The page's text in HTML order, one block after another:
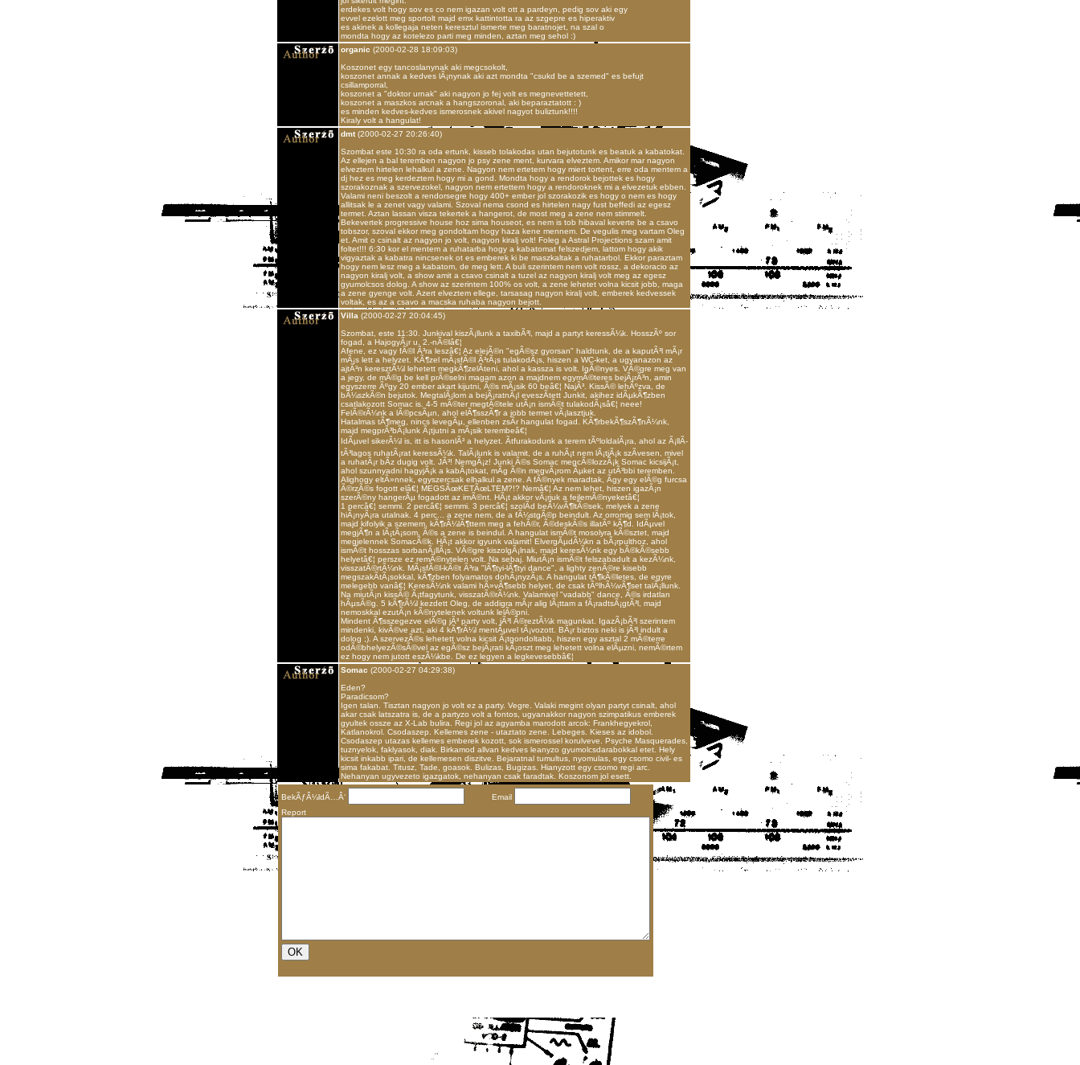
erdekes volt hogy sov es co nem igazan volt ott a pardeyn, pedig sov aki egy
evvel ezelott meg sportolt majd emx kattintotta ra az szgepre es hiperaktiv
es akinek a kollegaja neten keresztul ismerte meg baratnojet, na szal o
mondta hogy az kotelezo parti meg minden, aztan meg sehol :)
organic (2000-02-28 18:09:03)
Koszonet egy tancoslanynak aki megcsokolt,
koszonet annak a kedves lÃ¡nynak aki azt mondta "csukd be a szemed" es befujt
csillamporral,
koszonet a "doktor urnak" aki nagyon jo fej volt es megnevettetett,
koszonet a maszkos arcnak a hangszoronal, aki beparaztatott : )
es minden kedves-kedves ismerosnek akivel nagyot buliztunk!!!!
Kiraly volt a hangulat!
dmt(2000-02-27 20:26:40)
Szombat este 10:30 ra oda ertunk, kisseb tolakodas utan bejutotunk es beatuk a kabatokat.
Az ellejen a bal teremben nagyon jo psy zene ment, kurvara elveztem. Amikor mar nagyon
elveztem hirtelen lehalkul a zene. Nagyon nem ertetem hogy miert tortent, erre oda mentem a
dj hez es meg kerdeztem hogy mi a gond. Mondta hogy a rendorok bejottek es hogy
szorakoznak a szervezokel, nagyon nem ertettem hogy a rendoroknek mi a elvezetuk ebben.
Valami neni beszolt a rendorsegre hogy 400+ ember jol szorakozik es hogy o nem es hogy
allitsak le a zenet vagy valami. Szoval nema csond es hirtelen nagy fust beffedi az egesz
termet. Aztan lassan visza tekertek a hangerot, de most meg a zene nem stimmelt.
Bekevertek progressive house hoz sima houseot, es nem is tob hibaval keverte be a csavo
tobszor, szoval ekkor meg gondoltam hogy haza kene mennem. De vegulis meg vartam Oleg
et. Amit o csinalt az nagyon jo volt, nagyon kiralj volt! Foleg a Astral Projections szam amit
foltet!!! 6:30 kor el mentem a ruhatarba hogy a kabatomat felszedjem, lattom hogy akik
vigyaztak a kabatra nincsenek ot es emberek ki be maszkaltak a ruhatarbol. Ekkor paraztam
hogy nem lesz meg a kabatom, de meg lett. A buli szerintem nem volt rossz, a dekoracio az
nagyon kiralj volt, a show amit a csavo csinalt a tuzel az nagyon kiralj volt meg az egesz
gyumolcsos dolog. A show az szerintem 100% os volt, a zene lehetet volna kicsit jobb, maga
a zene gyenge volt. Azert elveztem ellege, tarsasag nagyon kiralj volt, emberek kedvessek
voltak, es az a csavo a macska ruhaba nagyon bejott.
Villa (2000-02-27 20:04:45)
Szombat, este 11:30. Junkival kiszÃ¡llunk a taxibÃ³l, majd a partyt keressÃ¼k. HosszÃº sor
fogad, a HajogyÃ¡r u. 2.-nÃ©lâ€¦
Afene, ez vagy fÃ©l Ã³ra leszâ€¦ Az elejÃ©n "egÃ©sz gyorsan" haldtunk, de a kaputÃ³l mÃ¡r
mÃ¡s lett a helyzet. KÃ¶zel mÃ¡sfÃ©l Ã³rÃ¡s tulakodÃ¡s, hiszen a WC-ket, a ugyanazon az
ajtÃ³n keresztÃ¼l lehetett megkÃ¶zelÃ­teni, ahol a kassza is volt. IgÃ©nyes. VÃ©gre meg van
a jegy, de mÃ©g be kell prÃ©selni magam azon a majdnem egymÃ©teres bejÃ¡rÃ³n, amin
egyszerre Ãºgy 20 ember akart kijutni, Ã©s mÃ¡sik 60 beâ€¦ NajÃ³. KissÃ© lehÃºzva, de
bÃ¼szkÃ©n bejutok. MegtalÃ¡lom a bejÃ¡ratnÃ¡l eveszÃ­tett Junkit, akihez idÃµkÃ¶zben
csatlakozott Somac is. 4-5 mÃ©ter megtÃ©tele utÃ¡n ismÃ©t tulakodÃ¡sâ€¦ neee!
FelÃ©rÃ¼nk a lÃ©pcsÃµn, ahol elÃ¶sszÃ¶r a jobb termet vÃ¡lasztjuk.
Hatalmas tÃ¶meg, nincs levegÃµ, ellenben zsÃ­r hangulat fogad. KÃ¶rbekÃ¶szÃ¶nÃ¼nk,
majd megprÃ³bÃ¡lunk Ã¡tjutni a mÃ¡sik terembeâ€¦
IdÃµvel sikerÃ¼l is, itt is hasonlÃ³ a helyzet. Ãtfurakodunk a terem tÃºloldalÃ¡ra, ahol az Ã¡llÃ­
tÃ³lagos ruhatÃ¡rat keressÃ¼k. TalÃ¡lunk is valamit, de a ruhÃ¡t nem lÃ¡tjÃ¡k szÃ­vesen, mivel
a ruhatÃ¡r bÃ­z dugig volt. JÃ³! NemgÃ¡z! Junki Ã©s Somac megcÃ©lozzÃ¡k Somac kicsijÃ¡t,
ahol szunnyadni hagyjÃ¡k a kabÃ¡tokat, mÃ­g Ã©n megvÃ¡rom Ãµket az utÃ³bbi teremben.
Alighogy eltÃ»nnek, egyszercsak elhalkul a zene. A fÃ©nyek maradtak, Ã­gy egy elÃ©g furcsa
Ã©rzÃ©s fogott elâ€¦ MEGSÃœKETÃœLTEM?!? Nemâ€¦ Az nem lehet, hiszen igazÃ¡n
szerÃ©ny hangerÃµ fogadott az imÃ©nt. HÃ¡t akkor vÃ¡rjuk a fejlemÃ©nyeketâ€¦
1 percâ€¦ semmi. 2 percâ€¦ semmi. 3 percâ€¦ szolÃ­d beÃ¼vÃ¶ltÃ©sek, melyek a zene
hiÃ¡nyÃ¡ra utalnak. 4 perc... a zene nem, de a fÃ¼stgÃ©p beindult. Az orromig sem lÃ¡tok,
majd kifolyik a szemem, kÃ¶rÃ¼lÃ¶ttem meg a fehÃ©r, Ã©deskÃ©s illatÃº kÃ¶d. IdÃµvel
megjÃ¶n a lÃ¡tÃ¡som, Ã©s a zene is beindul. A hangulat ismÃ©t mosolyra kÃ©sztet, majd
megjelennek SomacÃ©k. HÃ¡t akkor igyunk valamit! ElvergÃµdÃ¼kn a bÃ¡rpulthoz, ahol
ismÃ©t hosszas sorbanÃ¡llÃ¡s. VÃ©gre kiszolgÃ¡lnak, majd keresÃ¼nk egy bÃ©kÃ©sebb
helyetâ€¦ persze ez remÃ©nytelen volt. Na sebaj. MiutÃ¡n ismÃ©t felszabadult a kezÃ¼nk,
visszatÃ©rtÃ¼nk. MÃ¡sfÃ©l-kÃ©t Ã³ra "lÃ¶tyi-lÃ¶tyi dance", a lighty zenÃ©re kisebb
megszakÃ­tÃ¡sokkal, kÃ¶zben folyamatos dohÃ¡nyzÃ¡s. A hangulat tÃ¶kÃ©letes, de egyre
melegebb vanâ€¦ KeresÃ¼nk valami hÃ»vÃ¶sebb helyet, de csak tÃºlhÃ¼vÃ¶set talÃ¡llunk.
Na miutÃ¡n kissÃ© Ã¡tfagytunk, visszatÃ©rÃ¼nk. Valamivel "vadabb" dance, Ã©s irdatlan
hÃµsÃ©g. 5 kÃ¶rÃ¼l kezdett Oleg, de addigra mÃ¡r alig lÃ¡ttam a fÃ¡radtsÃ¡gtÃ³l, majd
nemoskkal ezutÃ¡n kÃ©nytelenek voltunk lelÃ©pni.
Mindent Ã¶sszegezve elÃ©g jÃ³ party volt, jÃ³l Ã©reztÃ¼k magunkat. IgazÃ¡bÃ³l szerintem
mindenki, kivÃ©ve azt, aki 4 kÃ¶rÃ¼l mentÃµvel tÃ¡vozott. BÃ¡r biztos neki is jÃ³l indult a
dolog ;). A szervezÃ©s lehetett volna kicsit Ã¡tgondoltabb, hiszen egy asztal 2 mÃ©terre
odÃ©bhelyezÃ©sÃ©vel az egÃ©sz bejÃ¡rati kÃ¡oszt meg lehetett volna elÃµzni, nemÃ©rtem
ez hogy nem jutott eszÃ¼kbe. De ez legyen a legkevesebbâ€¦
Somac (2000-02-27 04:29:38)
Eden?
Paradicsom?
Igen talan. Tisztan nagyon jo volt ez a party. Vegre. Valaki megint olyan partyt csinalt, ahol
akar csak latszatra is, de a partyzo volt a fontos, ugyanakkor nagyon szimpatikus emberek
gyultek ossze az X-Lab bulira. Regi jol az agyamba marodott arcok: Frankhegyekrol,
Katlanokrol. Csodaszep. Kellemes zene - utaztato zene. Lebeges. Kieses az idobol.
Csodaszep utazas kellemes emberek kozott, sok ismerossel korulveve. Psyche Masquerades,
tuznyelok, faklyasok, diak. Birkamod allvan kedves leanyzo gyumolcsdarabokkal etet. Hely
kicsit inkabb ipari, de kellemesen diszitve. Bejaratnal tumultus, nyomulas, egy csomo civil- es
sima fakabat. Titusz, Tade, goasok. Bulizas, Bugizas. Hianyzott egy csomo regi arc.
Nehanyan ugyvezeto igazgatok, nehanyan csak faradtak. Koszonom jol esett.
BekÃƒÂ¼ldÃ…Â‘
Email
Report